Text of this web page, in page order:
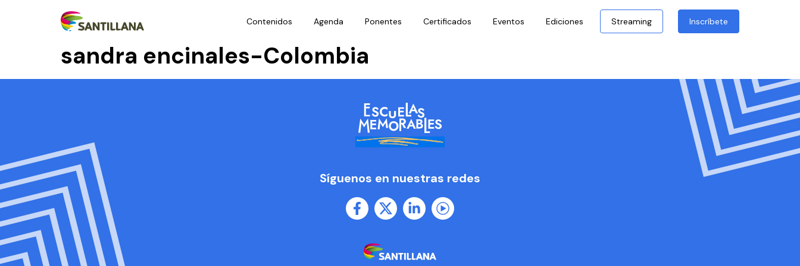
Contenidos Agenda Ponentes Certificados Eventos Ediciones Streaming Inscríbete
sandra encinales-Colombia
Síguenos en nuestras redes